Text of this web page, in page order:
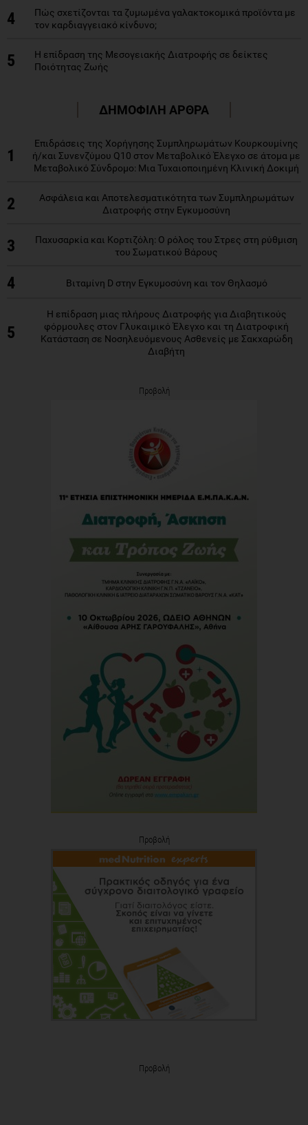
4
Πώς σχετίζονται τα ζυμωμένα γαλακτοκομικά προϊόντα με
τον καρδιαγγειακό κίνδυνο;
5
Η επίδραση της Μεσογειακής Διατροφής σε δείκτες
Ποιότητας Ζωής
ΔΗΜΟΦΙΛΗ ΑΡΘΡΑ
1
Επιδράσεις της Χορήγησης Συμπληρωμάτων Κουρκουμίνης
ή/και Συνενζύμου Q10 στον Μεταβολικό Έλεγχο σε άτομα με
Μεταβολικό Σύνδρομο: Μια Τυχαιοποιημένη Κλινική Δοκιμή
2
Ασφάλεια και Αποτελεσματικότητα των Συμπληρωμάτων
Διατροφής στην Εγκυμοσύνη
3
Παχυσαρκία και Κορτιζόλη: Ο ρόλος του Στρες στη ρύθμιση
του Σωματικού Βάρους
4 Βιταμίνη D στην Εγκυμοσύνη και τον Θηλασμό
5
Η επίδραση μιας πλήρους Διατροφής για Διαβητικούς
φόρμουλες στον Γλυκαιμικό Έλεγχο και τη Διατροφική
Κατάσταση σε Νοσηλευόμενους Ασθενείς με Σακχαρώδη
Διαβήτη
Προβολή
Προβολή
Προβολή